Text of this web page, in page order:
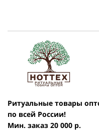
Ритуальные товары
по всей России!
Мин. заказ 20 000 р.